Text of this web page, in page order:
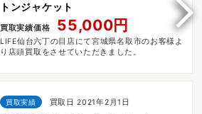
トンジャケット
買取実績価格 55,000円
LIFE仙台六丁の目店にて宮城県名取市のお客様よ
り店頭買取をさせていただきました。
買取実績 買取日 2021年2月1日